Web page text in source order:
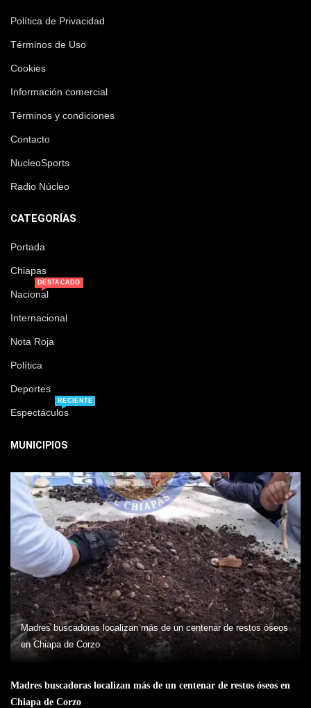
Política de Privacidad
Términos de Uso
Cookies
Información comercial
Términos y condiciones
Contacto
NucleoSports
Radio Núcleo
CATEGORÍAS
Portada
Chiapas
Nacional
DESTACADO
Internacional
Nota Roja
Política
Deportes
Espectáculos
RECIENTE
MUNICIPIOS
Madres buscadoras localizan más de un centenar de restos óseos
en Chiapa de Corzo
Madres buscadoras localizan más de un centenar de restos óseos en
Chiapa de Corzo